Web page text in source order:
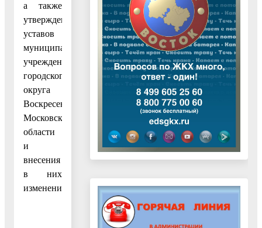
а также
утверждения
уставов
муниципальных
учреждений
городского
округа
Воскресенск
Московской
области
и
внесения
в них
изменений»